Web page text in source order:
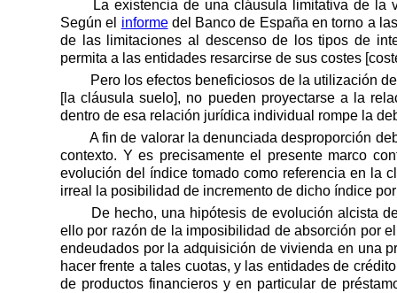
La existencia de una cláusula limitativa de
Según el informedel Banco de España en torno a
de las limitaciones al descenso de los tipos de
permita a las entidades resarcirse de sus costes
Pero los efectos beneficiosos de la utilización
[la cláusula suelo], no pueden proyectarse a la
dentro de esa relación jurídica individual rompe la
A fin de valorar la denunciada desproporción
contexto. Y es precisamente el presente marco
evolución del índice tomado como referencia en la
irreal la posibilidad de incremento de dicho índice
De hecho, una hipótesis de evolución alcista
ello por razón de la imposibilidad de absorción por
endeudados por la adquisición de vivienda en una
hacer frente a tales cuotas, y las entidades de
de productos financieros y en particular de